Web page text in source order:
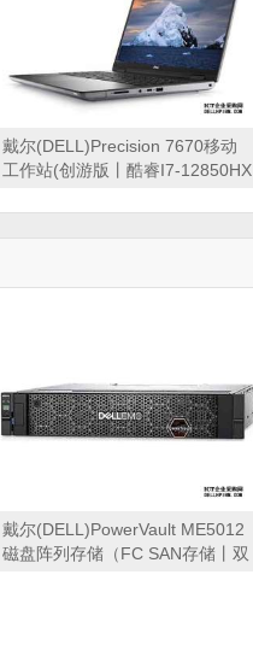
戴尔(DELL)Precision 7670移动
工作站(创游版丨酷睿I7-12850HX
丨RTX3080ti 16GB显卡丨AX211
丨Windows 11家庭版丨3年专业
戴尔(DELL)PowerVault ME5012
磁盘阵列存储（FC SAN存储丨双